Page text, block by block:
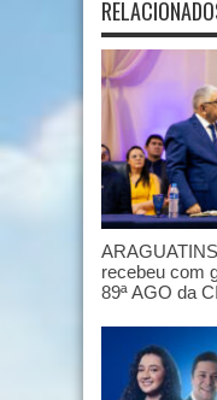
recebeu com
89ª AGO da